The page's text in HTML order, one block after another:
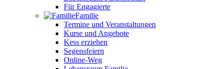
Für Engagierte
Familie
Termine und Veranstaltungen
Kurse und Angebote
Kess erziehen
Segensfeiern
Online-Weg